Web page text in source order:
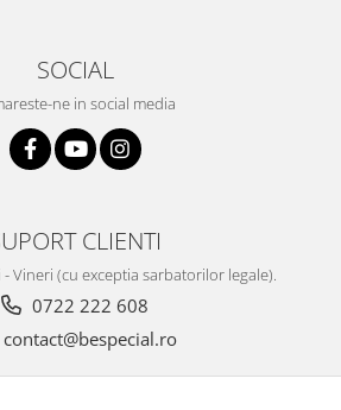
SOCIAL
ne in social media
CLIENTI
- Vineri (cu exceptia sarbatorilor legale).
0722 222 608
contact@bespecial.ro